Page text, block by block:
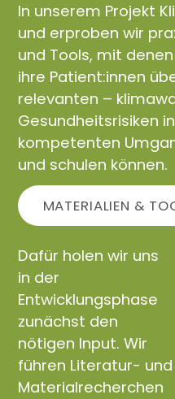
In unserem Projekt
und erproben wir
und Tools, mit
ihre Patient:innen
relevanten –
Gesundheitsrisiken
kompetenten
und schulen können.
MATERIALIEN &
Dafür holen wir uns
in der
Entwicklungsphase
zunächst den
nötigen Input. Wir
führen Literatur- und
Materialrecherchen